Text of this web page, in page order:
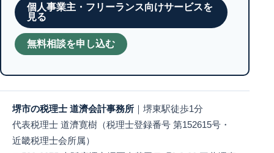
個人事業主・フリーランス向けサービスを
見る
無料相談を申し込む
堺市の税理士 道濟会計事務所 ｜堺東駅徒歩1分
代表税理士 道濟寛樹（税理士登録番号 第152615号・
近畿税理士会所属）